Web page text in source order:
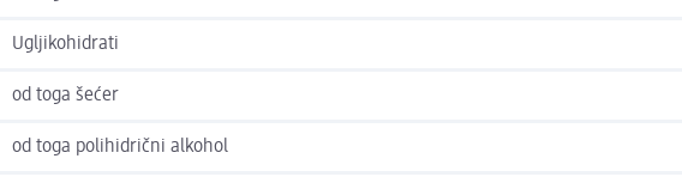
Ugljikohidrati
od toga šećer
od toga polihidrični alkohol